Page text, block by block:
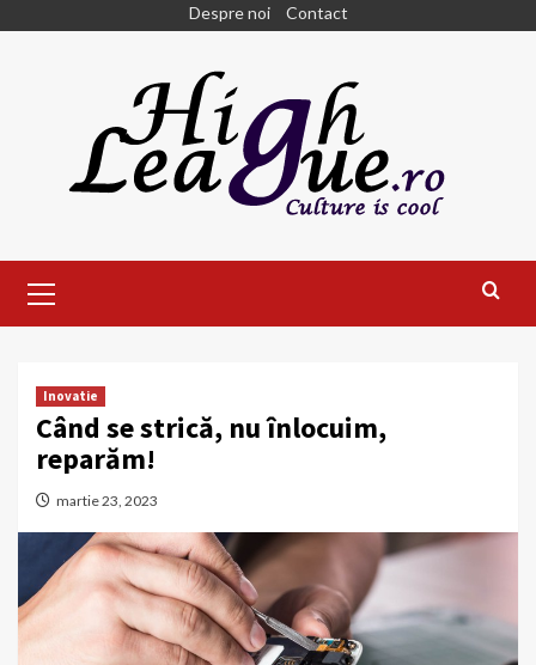
Despre noi Contact
Menu
Inovatie
Când se strică, nu înlocuim,
reparăm!
martie 23, 2023